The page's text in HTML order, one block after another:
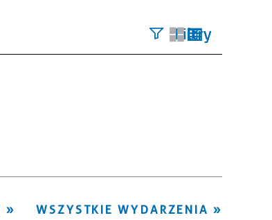
Filtry
Miejsce
WSZYSTKIE WYDARZENIA